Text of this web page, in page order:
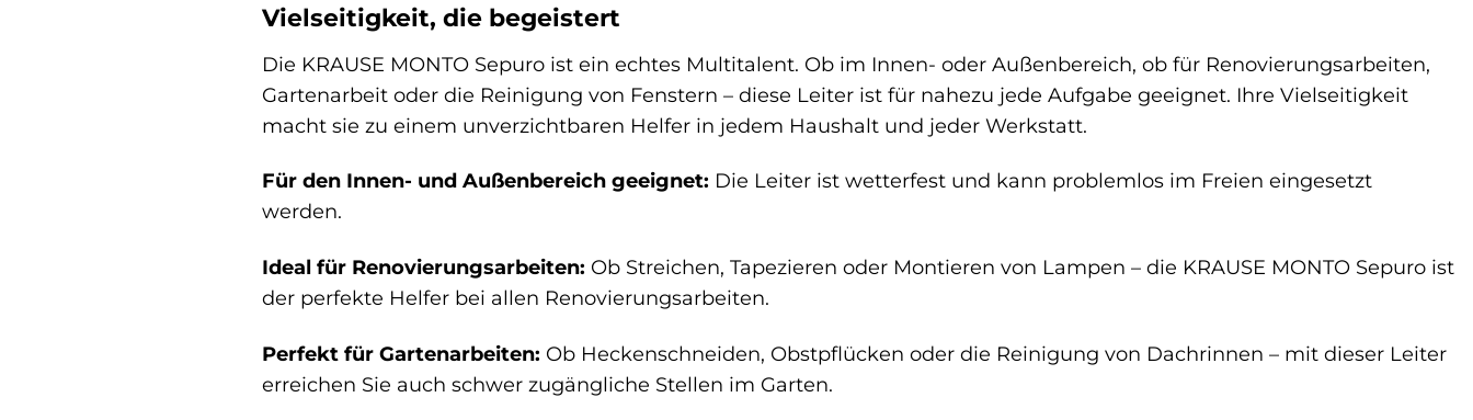
Vielseitigkeit, die begeistert
Die KRAUSE MONTO Sepuro ist ein echtes Multitalent. Ob im Innen- oder Außenbereich, ob für Renovierungsarbeiten,
Gartenarbeit oder die Reinigung von Fenstern – diese Leiter ist für nahezu jede Aufgabe geeignet. Ihre Vielseitigkeit
macht sie zu einem unverzichtbaren Helfer in jedem Haushalt und jeder Werkstatt.
Für den Innen- und Außenbereich geeignet: Die Leiter ist wetterfest und kann problemlos im Freien eingesetzt
werden.
Ideal für Renovierungsarbeiten: Ob Streichen, Tapezieren oder Montieren von Lampen – die KRAUSE MONTO Sepuro ist
der perfekte Helfer bei allen Renovierungsarbeiten.
Perfekt für Gartenarbeiten: Ob Heckenschneiden, Obstpflücken oder die Reinigung von Dachrinnen – mit dieser Leiter
erreichen Sie auch schwer zugängliche Stellen im Garten.